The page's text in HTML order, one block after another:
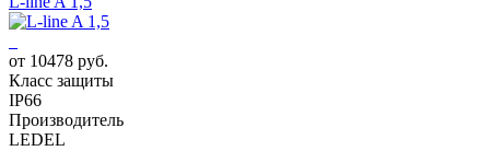
от 10478 руб.
Класс защиты
IP66
Производитель
LEDEL